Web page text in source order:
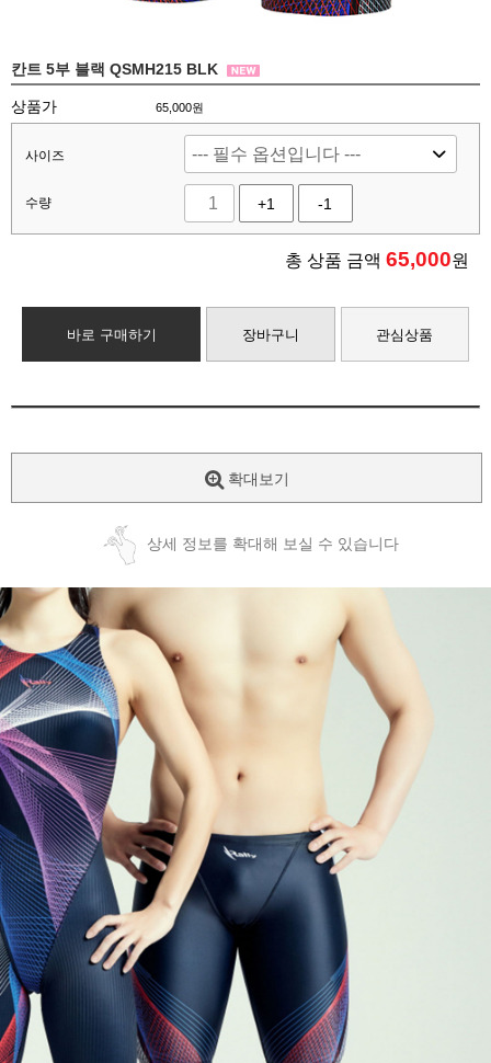
칸트 5부 블랙 QSMH215 BLK
상품가 65,000원
사이즈
수량 +1 -1
총 상품 금액 65,000원
바로 구매하기 장바구니 관심상품
확대보기
상세 정보를 확대해 보실 수 있습니다